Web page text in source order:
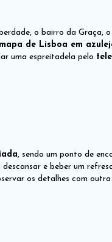
o bairro da Graça,
mapa de Lisboa em
uma espreitadela pelo
, sendo um ponto de
e beber um
os detalhes com